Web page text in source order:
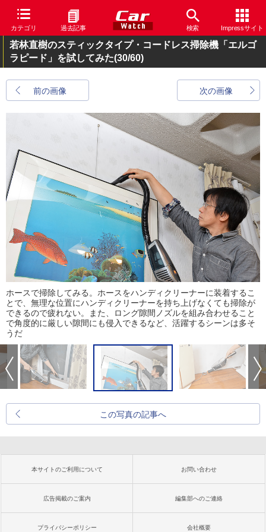
カテゴリ 過去記事 検索 Impressサイト
若林直樹のスティックタイプ・コードレス掃除機「エルゴ
ラピード」を試してみた(30/60)
前の画像 次の画像
ホースで掃除してみる。ホースをハンディクリーナーに装着するこ
とで、無理な位置にハンディクリーナーを持ち上げなくても掃除が
できるので疲れない。また、ロング隙間ノズルを組み合わせること
で角度的に厳しい隙間にも侵入できるなど、活躍するシーンは多そ
うだ
この写真の記事へ
本サイトのご利用について お問い合わせ
広告掲載のご案内 編集部へのご連絡
プライバシーポリシー 会社概要